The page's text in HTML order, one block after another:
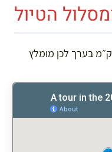
מסלול הטיול ברובע ה-20 אורך כ-7 ק״מ בערך לכן מומלץ